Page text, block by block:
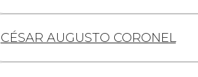
Información
CÉSAR AUGUSTO CORONEL